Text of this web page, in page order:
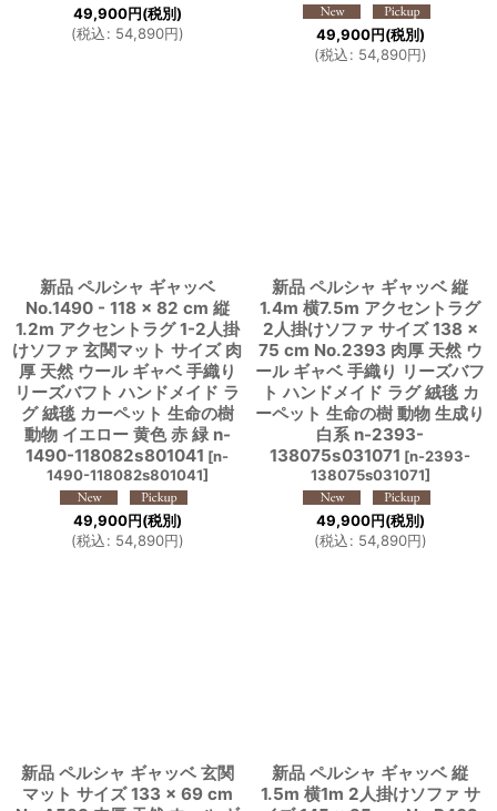
49,900円(税別)
(税込: 54,890円) 49,900円(税別)
(税込: 54,890円)
新品 ペルシャ ギャッベ
No.1490 - 118 × 82 cm 縦
1.2m アクセントラグ 1-2人掛
けソファ 玄関マット サイズ 肉
厚 天然 ウール ギャベ 手織り
リーズバフト ハンドメイド ラ
グ 絨毯 カーペット 生命の樹
動物 イエロー 黄色 赤 緑 n-
1490-118082s801041 [n-
1490-118082s801041]
49,900円(税別)
(税込: 54,890円)
新品 ペルシャ ギャッベ 縦
1.4m 横7.5m アクセントラグ
2人掛けソファ サイズ 138 ×
75 cm No.2393 肉厚 天然 ウ
ール ギャベ 手織り リーズバフ
ト ハンドメイド ラグ 絨毯 カ
ーペット 生命の樹 動物 生成り
白系 n-2393-
138075s031071 [n-2393-
138075s031071]
49,900円(税別)
(税込: 54,890円)
新品 ペルシャ ギャッベ 玄関
マット サイズ 133 × 69 cm
新品 ペルシャ ギャッベ 縦
1.5m 横1m 2人掛けソファ サ